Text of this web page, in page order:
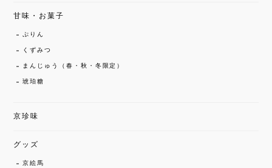
甘味・お菓子
ぷりん
くずみつ
まんじゅう（春・秋・冬限定）
琥珀糖
京珍味
グッズ
京絵馬